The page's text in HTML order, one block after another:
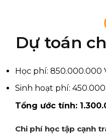
Dự toán
Học phí: 850.000.000
Sinh hoạt phí:
Tổng ước tính:
Chi phí học tập cạnh